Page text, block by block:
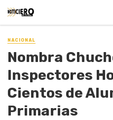
NACIONAL
Nombra
Inspectores
Cientos de
Primarias